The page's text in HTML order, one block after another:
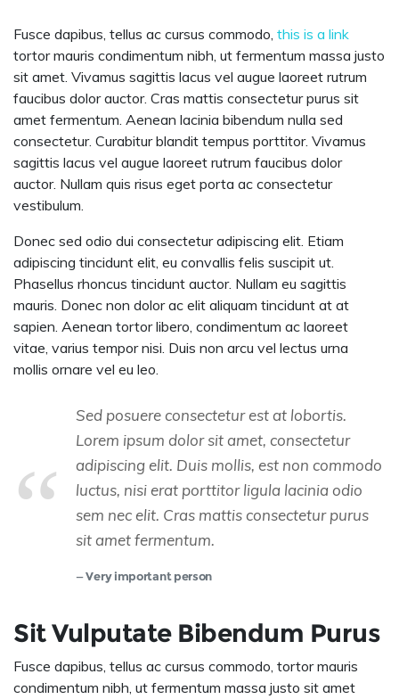
Fusce dapibus, tellus ac cursus commodo, this is a link
tortor mauris condimentum nibh, ut fermentum massa justo
sit amet. Vivamus sagittis lacus vel augue laoreet rutrum
faucibus dolor auctor. Cras mattis consectetur purus sit
amet fermentum. Aenean lacinia bibendum nulla sed
consectetur. Curabitur blandit tempus porttitor. Vivamus
sagittis lacus vel augue laoreet rutrum faucibus dolor
auctor. Nullam quis risus eget porta ac consectetur
vestibulum.
Donec sed odio dui consectetur adipiscing elit. Etiam
adipiscing tincidunt elit, eu convallis felis suscipit ut.
Phasellus rhoncus tincidunt auctor. Nullam eu sagittis
mauris. Donec non dolor ac elit aliquam tincidunt at at
sapien. Aenean tortor libero, condimentum ac laoreet
vitae, varius tempor nisi. Duis non arcu vel lectus urna
mollis ornare vel eu leo.
Sed posuere consectetur est at lobortis.
Lorem ipsum dolor sit amet, consectetur
adipiscing elit. Duis mollis, est non commodo
luctus, nisi erat porttitor ligula lacinia odio
sem nec elit. Cras mattis consectetur purus
sit amet fermentum.
Very important person
Sit Vulputate Bibendum Purus
Fusce dapibus, tellus ac cursus commodo, tortor mauris
condimentum nibh, ut fermentum massa justo sit amet